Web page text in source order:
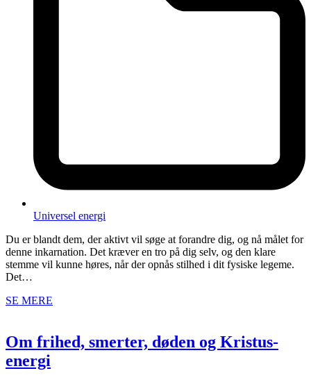
Universel energi
Du er blandt dem, der aktivt vil søge at forandre dig, og nå målet for
denne inkarnation. Det kræver en tro på dig selv, og den klare
stemme vil kunne høres, når der opnås stilhed i dit fysiske legeme.
Det…
SE MERE
Om frihed, smerter, døden og Kristus-
energi